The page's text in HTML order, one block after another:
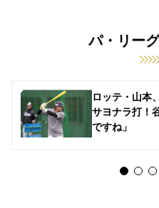
パ・リー
ロッテ・山本
サヨナラ打！
ですね」